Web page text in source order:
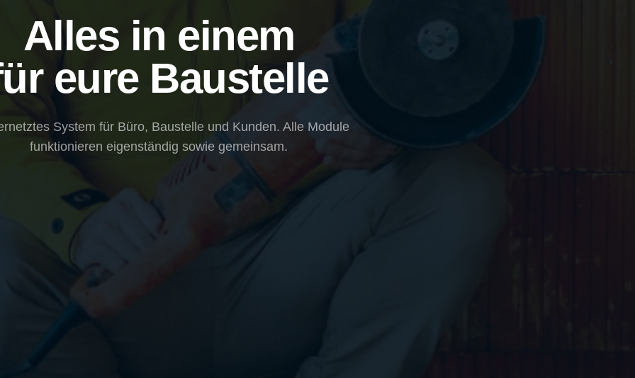
Alles in einem
eure Baustelle
System für Büro, Baustelle und Kunden. Alle Module
funktionieren eigenständig sowie gemeinsam.